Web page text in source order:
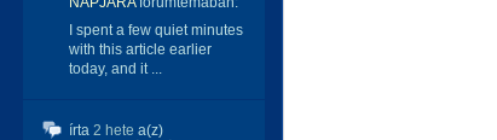
I spent a few quiet minutes
with this article earlier
today, and it ...
írta 2 hete a(z)